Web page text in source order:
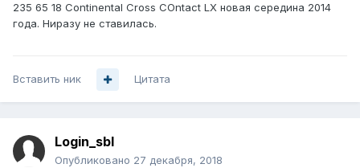
235 65 18 Continental Cross COntact LX новая середина 2014
года. Ниразу не ставилась.
Вставить ник Цитата
Login_sbl
Опубликовано 27 декабря, 2018